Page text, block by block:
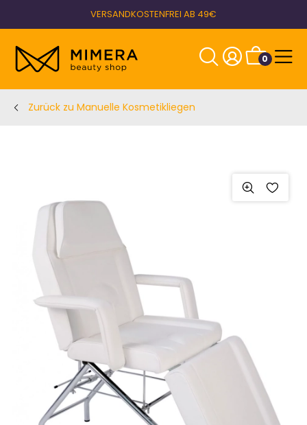
VERSANDKOSTENFREI AB 49€
0
Zurück zu Manuelle Kosmetikliegen